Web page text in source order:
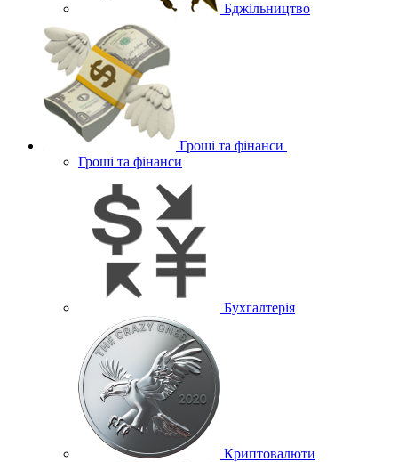
Бджільництво
Гроші та фінанси
Гроші та фінанси
Бухгалтерія
Криптовалюти